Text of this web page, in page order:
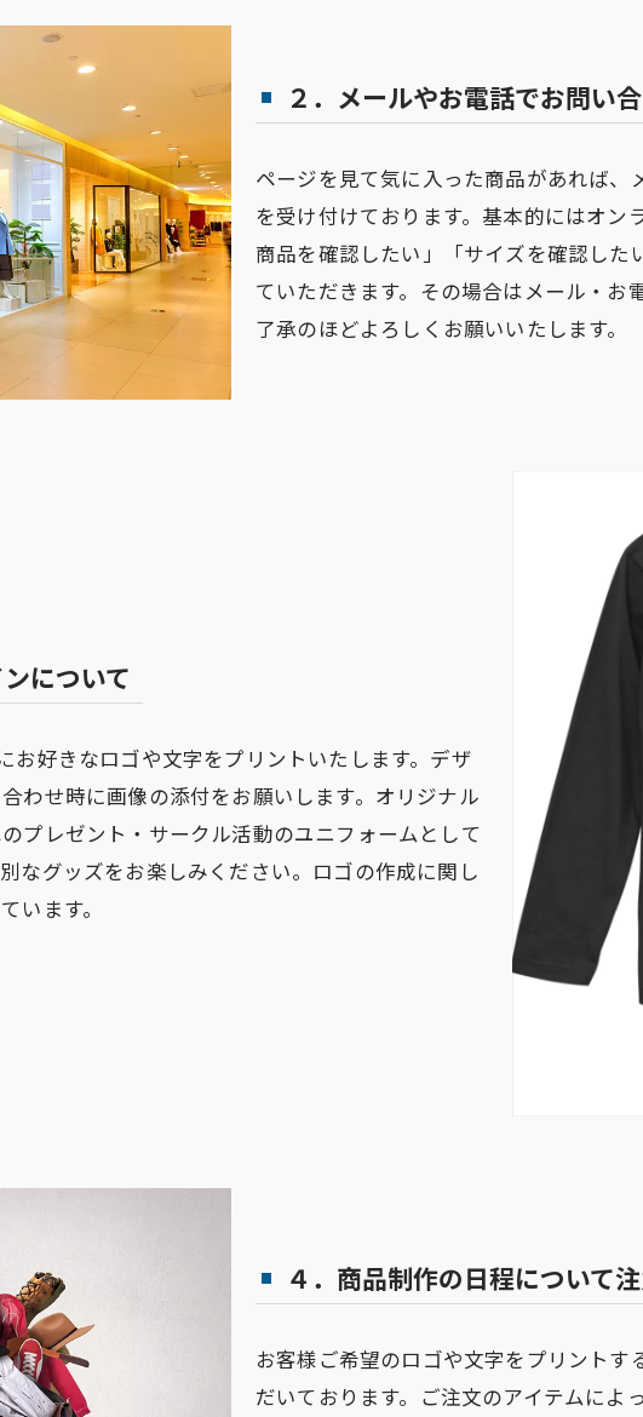
２．メールやお電話でお問い
ページを見て気に入った商品があれば
を受け付けております。基本的にはオ
商品を確認したい」「サイズを確認し
ていただきます。その場合はメール・
了承のほどよろしくお願いいたします。
について
お好きなロゴや文字をプリントいたします。デザ
わせ時に画像の添付をお願いします。オリジナル
プレゼント・サークル活動のユニフォームとして
なグッズをお楽しみください。ロゴの作成に関し
います。
４．商品制作の日程について
お客様ご希望のロゴや文字をプリント
だいております。ご注文のアイテムによ